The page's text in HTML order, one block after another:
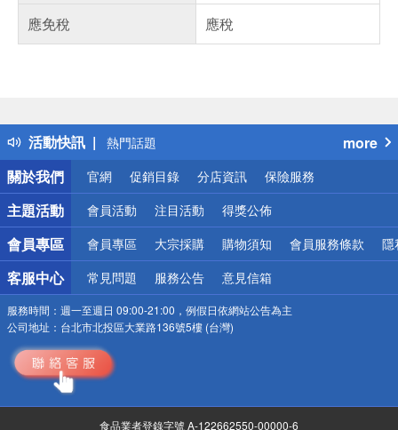
應免稅
應稅
活動快訊
得獎公告
熱門話題
銀行優惠
偏遠地區配送
詐騙網頁！請小心！
more
關於我們
官網 促銷目錄 分店資訊 保險服務
主題活動 會員活動 注目活動 得獎公佈
會員專區 會員專區 大宗採購 購物須知 會員服務條款 隱
客服中心 常見問題 服務公告 意見信箱
服務時間： 週一至週日 09:00-21:00，例假日依網站公告為主
公司地址： 台北市北投區大業路136號5樓 (台灣)
食品業者登錄字號 A-122662550-00000-6